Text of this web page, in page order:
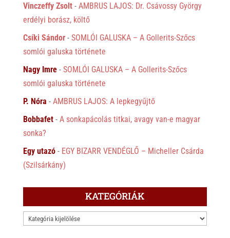
Vinczeffy Zsolt- AMBRUS LAJOS: Dr. Csávossy György
erdélyi borász, költő
Csíki Sándor- SOMLÓI GALUSKA – A Gollerits-Szőcs
somlói galuska története
Nagy Imre- SOMLÓI GALUSKA – A Gollerits-Szőcs
somlói galuska története
P. Nóra - AMBRUS LAJOS: A lepkegyűjtő
Bobbafet- A sonkapácolás titkai, avagy van-e magyar
sonka?
Egy utazó- EGY BIZARR VENDÉGLŐ – Micheller Csárda
(Szilsárkány)
KATEGÓRIÁK
KATEGÓRIÁK